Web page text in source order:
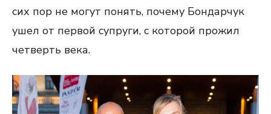
сих пор не могут понять, почему Бондарчук
ушел от первой супруги, с которой прожил
четверть века.